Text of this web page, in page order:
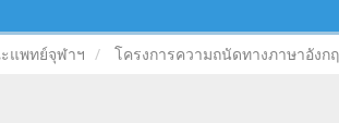
แพทย์จุฬาฯ โครงการความถนัดทางภาษาอังก